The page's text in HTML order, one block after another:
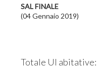
SAL FINALE
(04 Gennaio 2019)
Totale UI abitative: